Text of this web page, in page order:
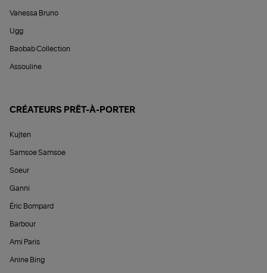
Vanessa Bruno
Ugg
Baobab Collection
Assouline
CRÉATEURS PRÊT-À-PORTER
Kujten
Samsoe Samsoe
Soeur
Ganni
Éric Bompard
Barbour
Ami Paris
Anine Bing